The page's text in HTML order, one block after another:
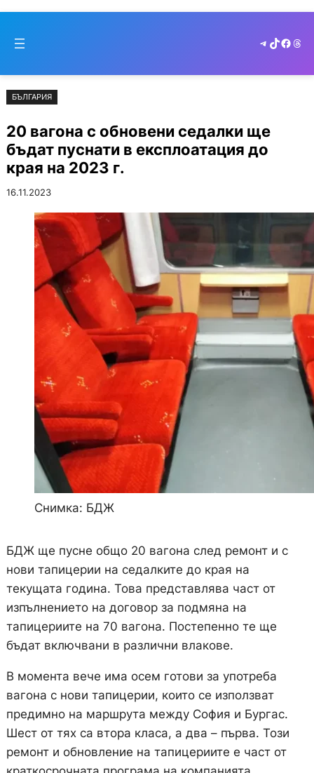
съдържанието
to
Telegram
TikTok
БЪЛГАРИЯ
20 вагона с обновени седалки ще
бъдат пуснати в експлоатация до
края на 2023 г.
16.11.2023
Снимка: БДЖ
БДЖ ще пусне общо 20 вагона след ремонт и с
нови тапицерии на седалките до края на
текущата година. Това представлява част от
изпълнението на договор за подмяна на
тапицериите на 70 вагона. Постепенно те ще
бъдат включвани в различни влакове.
В момента вече има осем готови за употреба
вагона с нови тапицерии, които се използват
предимно на маршрута между София и Бургас.
Шест от тях са втора класа, а два – първа. Този
ремонт и обновление на тапицериите е част от